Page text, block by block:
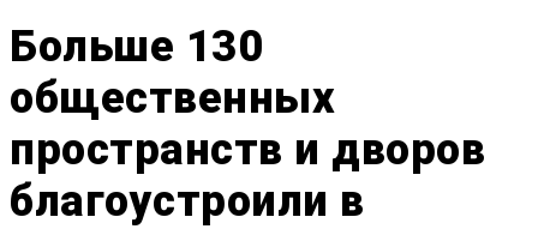
Больше 130
общественных
пространств и дворов
благоустроили в